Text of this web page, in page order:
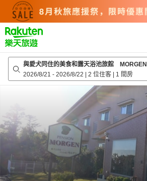
top
page
與愛犬同住的美食和露天浴池旅館 MORGEN
2026/8/21 - 2026/8/22 | 2 位住客 | 1 間房